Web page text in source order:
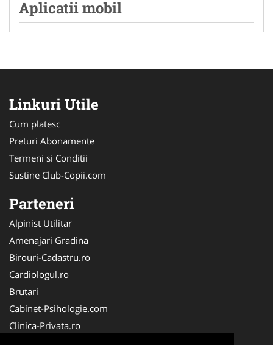
Aplicatii mobil
Linkuri Utile
Cum platesc
Preturi Abonamente
Termeni si Conditii
Sustine Club-Copii.com
Parteneri
Alpinist Utilitar
Amenajari Gradina
Birouri-Cadastru.ro
Cardiologul.ro
Brutari
Cabinet-Psihologie.com
Clinica-Privata.ro